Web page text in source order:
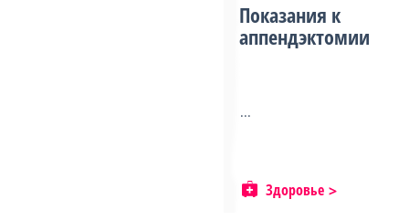
Показания к
аппендэктомии
...
Здоровье